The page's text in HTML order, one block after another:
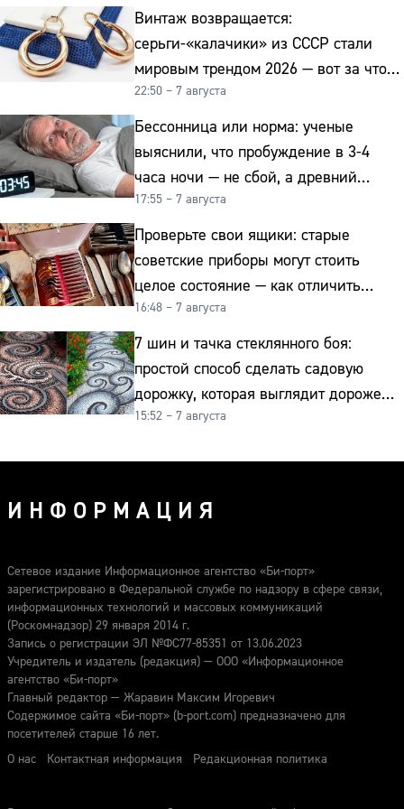
Винтаж возвращается:
серьги-«калачики» из СССР стали
мировым трендом 2026 — вот за что
их ценят ювелиры
22:50 – 7 августа
Бессонница или норма: ученые
выяснили, что пробуждение в 3-4
часа ночи — не сбой, а древний
биологический ритм
17:55 – 7 августа
Проверьте свои ящики: старые
советские приборы могут стоить
целое состояние — как отличить
подделку от мельхиора
16:48 – 7 августа
7 шин и тачка стеклянного боя:
простой способ сделать садовую
дорожку, которая выглядит дороже
гранита
15:52 – 7 августа
ИНФОРМАЦИЯ
Сетевое издание Информационное агентство «Би-порт»
зарегистрировано в Федеральной службе по надзору в сфере связи,
информационных технологий и массовых коммуникаций
(Роскомнадзор) 29 января 2014 г.
Запись о регистрации ЭЛ №ФС77-85351 от 13.06.2023
Учредитель и издатель (редакция) — ООО «Информационное
агентство «Би-порт»
Главный редактор — Жаравин Максим Игоревич
Содержимое сайта «Би-порт» (b-port.com) предназначено для
посетителей старше 16 лет.
О нас
Контактная информация Редакционная политика